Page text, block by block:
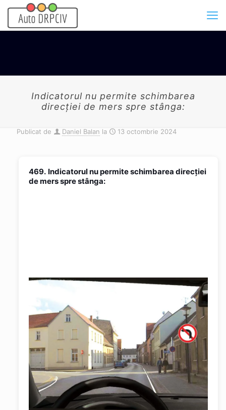
Indicatorul nu permite schimbarea
direcţiei de mers spre stânga:
Publicat de Daniel Balan la 13 octombrie 2024
469. Indicatorul nu permite schimbarea direcţiei
de mers spre stânga: